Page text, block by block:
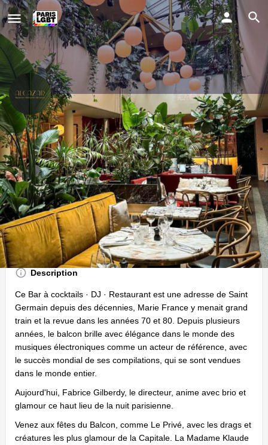
Bar balcon de l'Alcazar
01 53 10 19 99
Comment y aller ?
Profile Evènements 0
Website Partager Signaler
Description
Ce Bar à cocktails · DJ · Restaurant est une adresse de Saint
Germain depuis des décennies, Marie France y menait grand
train et la revue dans les années 70 et 80. Depuis plusieurs
années, le balcon brille avec élégance dans le monde des
musiques électroniques comme un acteur de référence, avec
le succès mondial de ses compilations, qui se sont vendues
dans le monde entier.
Aujourd'hui, Fabrice Gilberdy, le directeur, anime avec brio et
glamour ce haut lieu de la nuit parisienne.
Venez aux fêtes du Balcon, comme Le Privé, avec les drags et
créatures les plus glamour de la Capitale. La Madame Klaude